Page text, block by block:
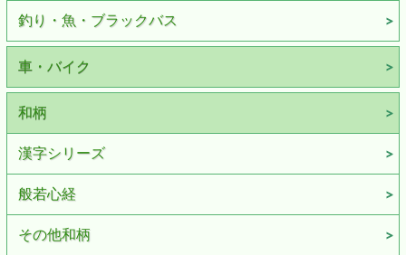
釣り・魚・ブラックバス
車・バイク
和柄
漢字シリーズ
般若心経
その他和柄